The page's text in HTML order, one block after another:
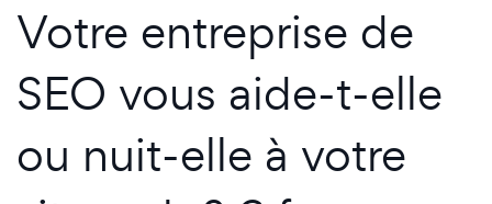
Votre entreprise de
SEO vous aide-t-elle
ou nuit-elle à votre